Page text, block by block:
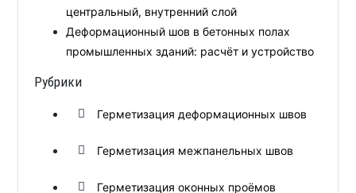
центральный, внутренний слой
Деформационный шов в бетонных полах
промышленных зданий: расчёт и устройство
Рубрики
Герметизация деформационных швов
Герметизация межпанельных швов
Герметизация оконных проёмов